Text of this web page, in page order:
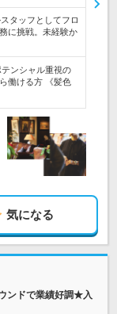
タッフとしてフロ
に挑戦。未経験か
テンシャル重視の
働ける方 《髪色
気になる
ンドで業績好調★入